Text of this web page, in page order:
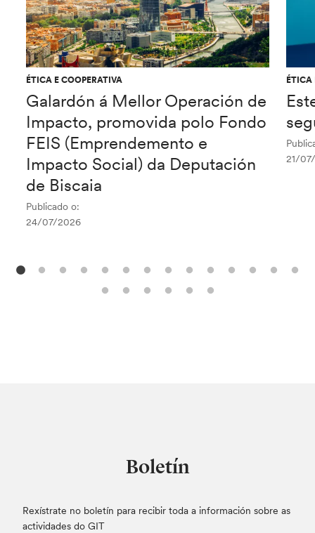
ÉTICA E COOPERATIVA
Galardón á Mellor Operación de
Impacto, promovida polo Fondo
FEIS (Emprendemento e
Impacto Social) da Deputación
de Biscaia
Publicado o:
24/07/2026
ÉTICA
21/
Boletín
Rexístrate no boletín para recibir toda a información sobre as
actividades do GIT